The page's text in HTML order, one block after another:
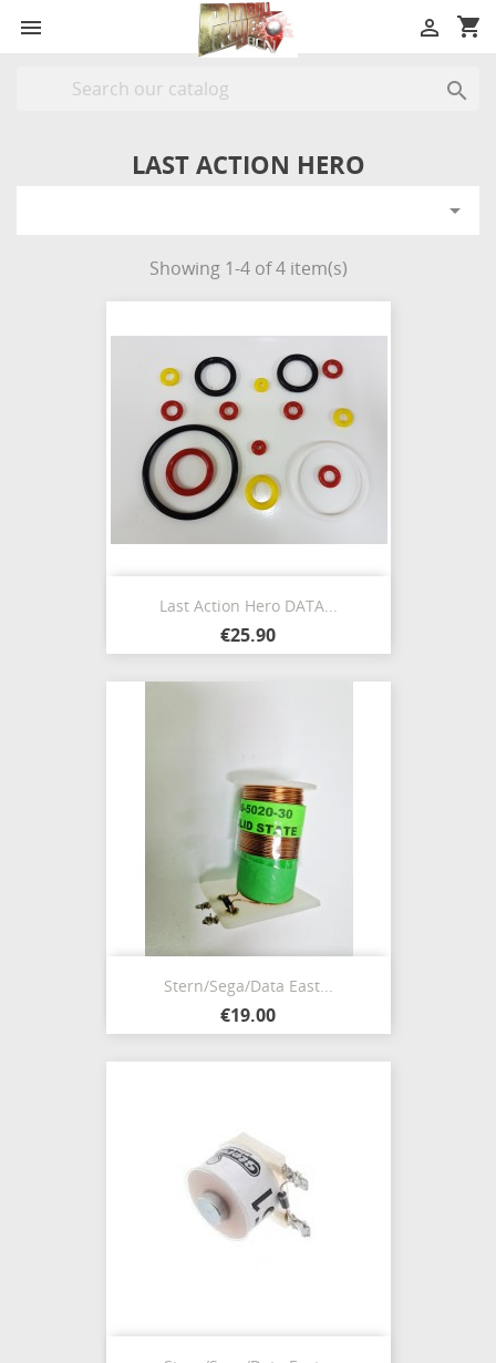
 shopping_cart


LAST ACTION HERO

Showing 1-4 of 4 item(s)
Last Action Hero DATA...
€25.90
Stern/Sega/Data East...
€19.00